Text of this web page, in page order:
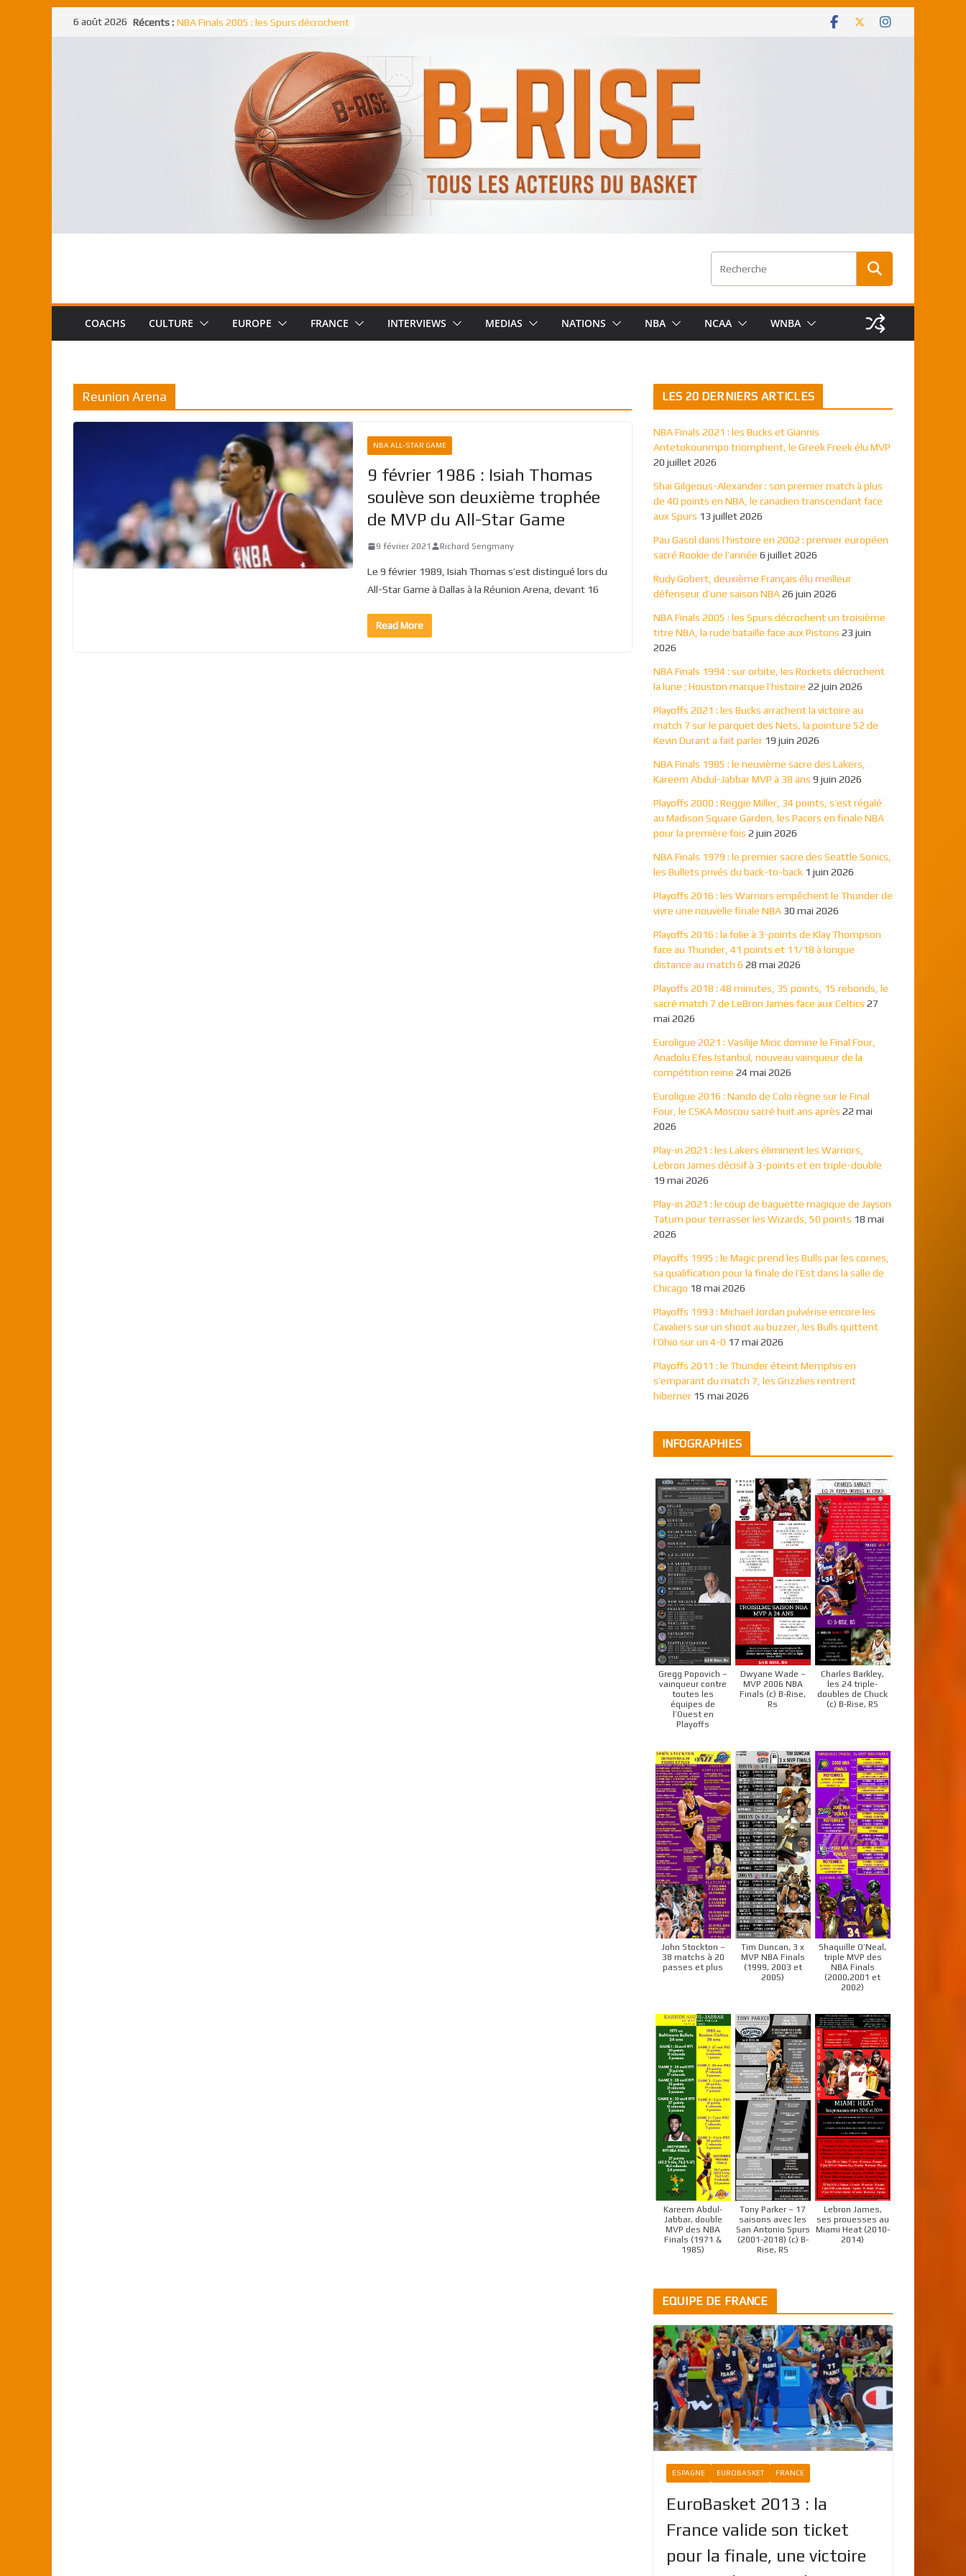
Passer6 août 2026 Récents : NBA Finals 2005 : les Spurs décrochent
NBA Finals 2021 : les Bucks et Giannis
Antetokounmpo triomphent, le Greek
Shai Gilgeous-Alexander : son premier
match à plus de 40 points en NBA, le
canadien transcendant face aux Spurs
Pau Gasol dans l’histoire en 2002 :
premier européen sacré Rookie de
Rudy Gobert, deuxième Français élu
meilleur défenseur d’une saison NBA
COACHS CULTURE EUROPE FRANCE INTERVIEWS MEDIAS NATIONS NBA NCAA WNBA
Reunion Arena
NBA ALL-STAR GAME
9 février 1986 : Isiah Thomas
soulève son deuxième trophée
de MVP du All-Star Game
9 février 2021 Richard Sengmany
Le 9 février 1989, Isiah Thomas s’est distingué lors du
All-Star Game à Dallas à la Réunion Arena, devant 16
Read More
LES 20 DERNIERS ARTICLES
NBA Finals 2021 : les Bucks et Giannis
Antetokounmpo triomphent, le Greek Freek élu MVP
20 juillet 2026
Shai Gilgeous-Alexander : son premier match à plus
de 40 points en NBA, le canadien transcendant face
aux Spurs 13 juillet 2026
Pau Gasol dans l’histoire en 2002 : premier européen
sacré Rookie de l’année 6 juillet 2026
Rudy Gobert, deuxième Français élu meilleur
défenseur d’une saison NBA26 juin 2026
NBA Finals 2005 : les Spurs décrochent un troisième
titre NBA, la rude bataille face aux Pistons 23 juin
2026
NBA Finals 1994 : sur orbite, les Rockets décrochent
la lune ; Houston marque l’histoire 22 juin 2026
Playoffs 2021 : les Bucks arrachent la victoire au
match 7 sur le parquet des Nets, la pointure 52 de
Kevin Durant a fait parler 19 juin 2026
NBA Finals 1985 : le neuvième sacre des Lakers,
Kareem Abdul-Jabbar MVP à 38 ans 9 juin 2026
Playoffs 2000 : Reggie Miller, 34 points, s’est régalé
au Madison Square Garden, les Pacers en finale NBA
pour la première fois 2 juin 2026
NBA Finals 1979 : le premier sacre des Seattle Sonics,
les Bullets privés du back-to-back 1 juin 2026
Playoffs 2016 : les Warriors empêchent le Thunder de
vivre une nouvelle finale NBA 30 mai 2026
Playoffs 2016 : la folie à 3-points de Klay Thompson
face au Thunder, 41 points et 11/18 à longue
distance au match 6 28 mai 2026
Playoffs 2018 : 48 minutes, 35 points, 15 rebonds, le
sacré match 7 de LeBron James face aux Celtics 27
mai 2026
Euroligue 2021 : Vasilije Micic domine le Final Four,
Anadolu Efes Istanbul, nouveau vainqueur de la
compétition reine 24 mai 2026
Euroligue 2016 : Nando de Colo règne sur le Final
Four, le CSKA Moscou sacré huit ans après 22 mai
2026
Play-in 2021 : les Lakers éliminent les Warriors,
Lebron James décisif à 3-points et en triple-double
19 mai 2026
Play-in 2021 : le coup de baguette magique de Jayson
Tatum pour terrasser les Wizards, 50 points 18 mai
2026
Playoffs 1995 : le Magic prend les Bulls par les cornes,
sa qualification pour la finale de l’Est dans la salle de
Chicago 18 mai 2026
Playoffs 1993 : Michael Jordan pulvérise encore les
Cavaliers sur un shoot au buzzer, les Bulls quittent
l’Ohio sur un 4-0 17 mai 2026
Playoffs 2011 : le Thunder éteint Memphis en
s’emparant du match 7, les Grizzlies rentrent
hiberner 15 mai 2026
INFOGRAPHIES
Gregg Popovich –
vainqueur contre
toutes les
équipes de
l’Ouest en
Playoffs
Dwyane Wade –
MVP 2006 NBA
Finals (c) B-Rise,
Rs
Charles Barkley,
les 24 triple-
doubles de Chuck
(c) B-Rise, RS
John Stockton –
38 matchs à 20
passes et plus
Tim Duncan, 3 x
MVP NBA Finals
(1999, 2003 et
2005)
Shaquille O’Neal,
triple MVP des
NBA Finals
(2000,2001 et
2002)
Kareem Abdul-
Jabbar, double
MVP des NBA
Finals (1971 &
1985)
Tony Parker – 17
saisons avec les
San Antonio Spurs
(2001-2018) (c) B-
Rise, RS
Lebron James,
ses prouesses au
Miami Heat (2010-
2014)
EQUIPE DE FRANCE
ESPAGNE EUROBASKET FRANCE
EuroBasket 2013 : la
France valide son ticket
pour la finale, une victoire